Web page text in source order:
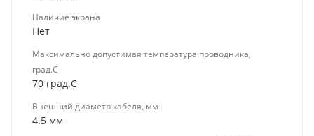
Наличие экрана
Нет
Максимально допустимая температура проводника,
град.C
70 град.C
Внешний диаметр кабеля, мм
4.5 мм